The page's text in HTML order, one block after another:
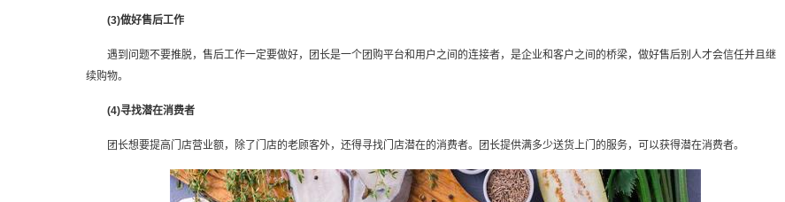
(3)做好售后工作
遇到问题不要推脱，售后工作一定要做好，团长是一个团购平台和用户之间的连接者，是企业和客户之间的桥梁，做好售后别人才会信任并且继
续购物。
(4)寻找潜在消费者
团长想要提高门店营业额，除了门店的老顾客外，还得寻找门店潜在的消费者。团长提供满多少送货上门的服务，可以获得潜在消费者。